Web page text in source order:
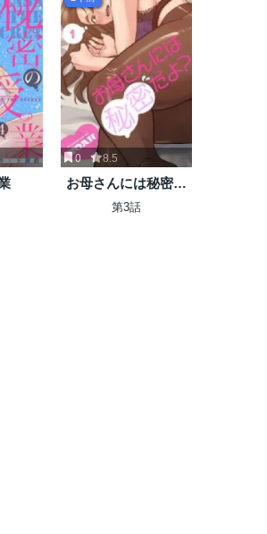
0 8.5
お母さんには秘密だ
よ？
第3話